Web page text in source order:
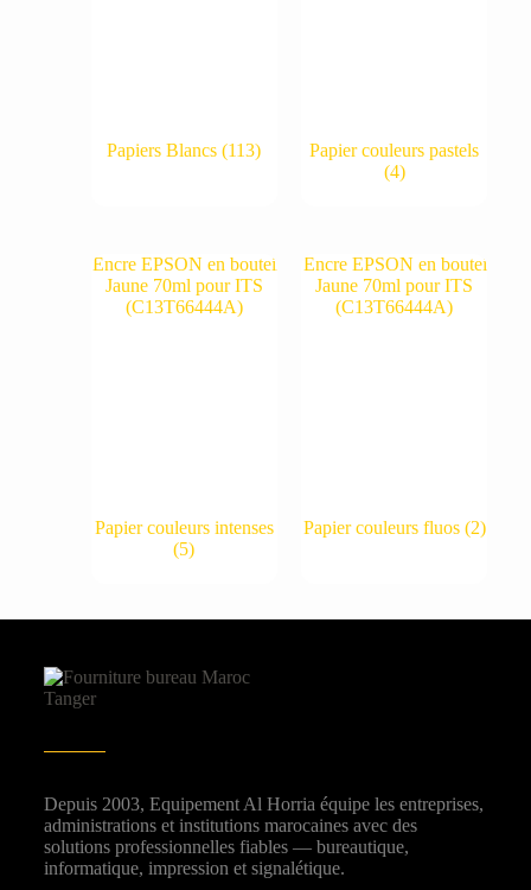
Papiers Blancs(113)
Papier couleurs pastels
(4)
Papier couleurs intenses
(5)
Papier couleurs fluos (2)
Depuis 2003, Equipement Al Horria équipe les entreprises,
administrations et institutions marocaines avec des
solutions professionnelles fiables — bureautique,
informatique, impression et signalétique.